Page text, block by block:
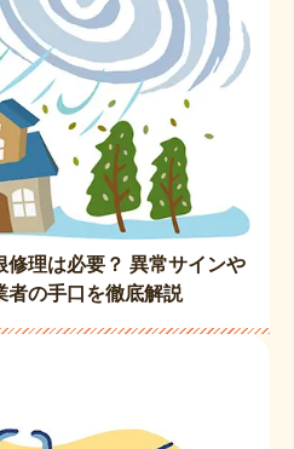
修理は必要？ 異常サインや
者の手口を徹底解説